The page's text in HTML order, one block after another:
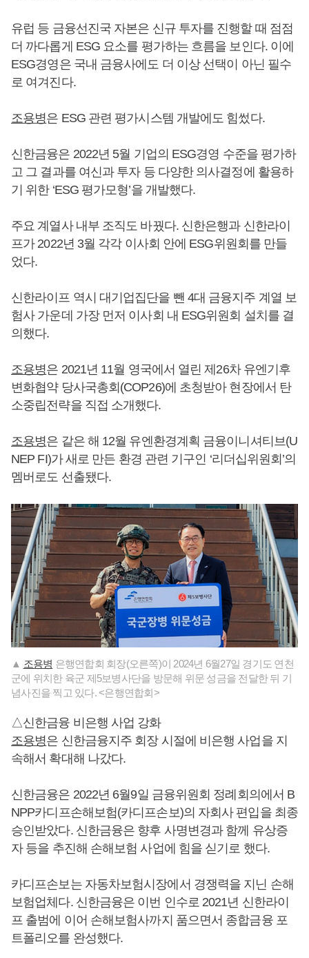
유럽 등 금융선진국 자본은 신규 투자를 진행할 때 점점
더 까다롭게 ESG 요소를 평가하는 흐름을 보인다. 이에
ESG경영은 국내 금융사에도 더 이상 선택이 아닌 필수
로 여겨진다.
조용병은 ESG 관련 평가시스템 개발에도 힘썼다.
신한금융은 2022년 5월 기업의 ESG경영 수준을 평가하
고 그 결과를 여신과 투자 등 다양한 의사결정에 활용하
기 위한 ‘ESG 평가모형’을 개발했다.
주요 계열사 내부 조직도 바꿨다. 신한은행과 신한라이
프가 2022년 3월 각각 이사회 안에 ESG위원회를 만들
었다.
신한라이프 역시 대기업집단을 뺀 4대 금융지주 계열 보
험사 가운데 가장 먼저 이사회 내 ESG위원회 설치를 결
의했다.
조용병은 2021년 11월 영국에서 열린 제26차 유엔기후
변화협약 당사국총회(COP26)에 초청받아 현장에서 탄
소중립전략을 직접 소개했다.
조용병은 같은 해 12월 유엔환경계획 금융이니셔티브(U
NEP FI)가 새로 만든 환경 관련 기구인 ‘리더십위원회’의
멤버로도 선출됐다.
▲ 조용병 은행연합회 회장(오른쪽)이 2024년 6월27일 경기도 연천
군에 위치한 육군 제5보병사단을 방문해 위문 성금을 전달한 뒤 기
념사진을 찍고 있다. <은행연합회>
△신한금융 비은행 사업 강화
조용병은 신한금융지주 회장 시절에 비은행 사업을 지
속해서 확대해 나갔다.
신한금융은 2022년 6월9일 금융위원회 정례회의에서 B
NPP카디프손해보험(카디프손보)의 자회사 편입을 최종
승인받았다. 신한금융은 향후 사명변경과 함께 유상증
자 등을 추진해 손해보험 사업에 힘을 싣기로 했다.
카디프손보는 자동차보험시장에서 경쟁력을 지닌 손해
보험업체다. 신한금융은 이번 인수로 2021년 신한라이
프 출범에 이어 손해보험사까지 품으면서 종합금융 포
트폴리오를 완성했다.